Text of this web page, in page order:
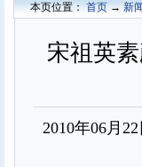
本页位置：首页→新
宋祖英
2010年06月